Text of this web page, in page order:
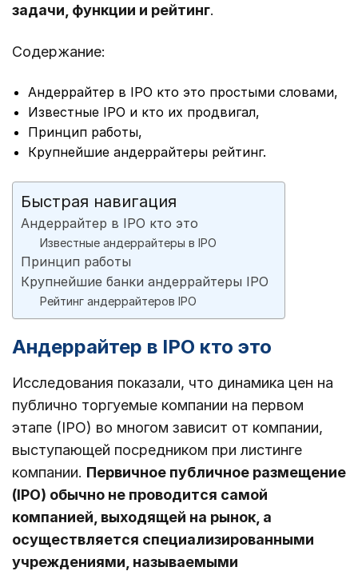
задачи, функции и рейтинг.
Содержание:
Андеррайтер в IPO кто это простыми словами,
Известные IPO и кто их продвигал,
Принцип работы,
Крупнейшие андеррайтеры рейтинг.
Быстрая навигация
Андеррайтер в IPO кто это
Известные андеррайтеры в IPO
Принцип работы
Крупнейшие банки андеррайтеры IPO
Рейтинг андеррайтеров IPO
Андеррайтер в IPO кто это
Исследования показали, что динамика цен на
публично торгуемые компании на первом
этапе (IPO) во многом зависит от компании,
выступающей посредником при листинге
компании. Первичное публичное размещение
(IPO) обычно не проводится самой
компанией, выходящей на рынок, а
осуществляется специализированными
учреждениями, называемыми